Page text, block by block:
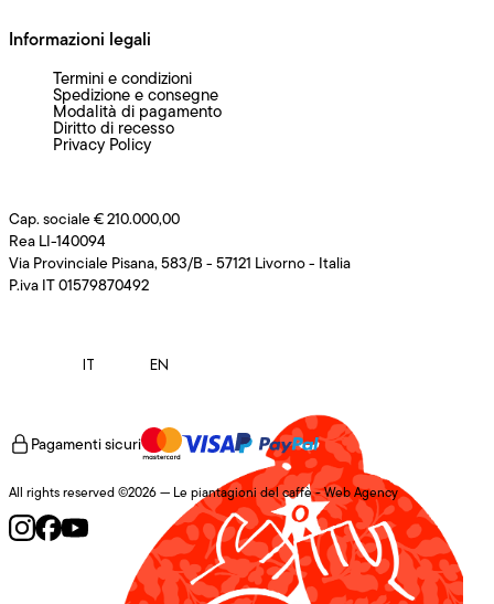
Cap. sociale € 210.000,00
Rea LI-140094
Via Provinciale Pisana, 583/B - 57121 Livorno - Italia
P.iva IT 01579870492
IT EN
Pagamenti sicuri
All rights reserved ©2026 — Le piantagioni del caffè -Web Agency
Informazioni legali
Termini e condizioni
Spedizione e consegne
Modalità di pagamento
Diritto di recesso
Privacy Policy